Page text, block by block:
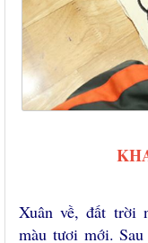
Xuân về, đất trời
màu tươi mới.